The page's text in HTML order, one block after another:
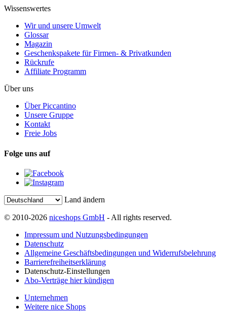
Wissenswertes
Wir und unsere Umwelt
Glossar
Magazin
Geschenkspakete für Firmen- & Privatkunden
Rückrufe
Affiliate Programm
Über uns
Über Piccantino
Unsere Gruppe
Kontakt
Freie Jobs
Folge uns auf
Land ändern
© 2010-2026 niceshops GmbH - All rights reserved.
Impressum und Nutzungsbedingungen
Datenschutz
Allgemeine Geschäftsbedingungen und Widerrufsbelehrung
Barrierefreiheitserklärung
Datenschutz-Einstellungen
Abo-Verträge hier kündigen
Unternehmen
Weitere nice Shops